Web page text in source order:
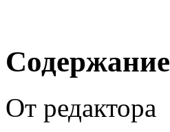
Содержание
От редактора